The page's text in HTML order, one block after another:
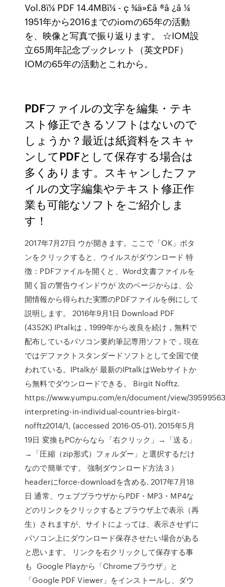
Vol.8ï¼ PDF 14.4MBï¼ - ç ¾ä»£ã ®ã ¿ã ¼
1951年から2016までのiomの65年の活動
を、映像と写真で振り返ります。 ☆IOM設
立65周年記念ブックレット（英文PDF）
IOMの65年の活動とこれから。
PDFファイルの文字を編集・テキ
スト修正できるソフトはないので
しょうか？最近は紙資料をスキャ
ンしてPDFとして保存する場合は
多くあります。スキャンしたファ
イルの文字編集やテキスト修正作
業も可能なソフトをご紹介しま
す！
2017年7月27日 ウが開きます。ここで「OK」ボタ
ンをクリックすると、ウイルスがダウンロード 特
徴：PDFファイルを開くと、Word文書ファイルを
開く旨の警告ウインドウが 次のページからは、公
開情報から得られた実際のPDFファイルを例にして
説明します。 2016年9月1日 Download PDF
(4352K) IPtalkは，1999年から改良を続け，無料で
配布しているパソコン要約筆記専用ソフトで，現在
ではデファクトスタンダードソフトとして全国で使
われている。IPtalkが 最新のIPtalkはWebサイトか
ら無料でダウンロードできる。 Birgit Nofftz.
https://www.yumpu.com/en/document/view/
interpreting-in-individual-countries-birgit-
nofftz2014/1, (accessed 2016-05-01). 2015年5月
19日 変換もPCからなら「右クリック」→「送る」
→「圧縮（zip形式）フォルダー」と選択するだけ
なので簡単です。 強制ダウンロード方法３）
headerにforce-downloadを含める. 2017年7月18
日 通常、ウェブブラウザからPDF・MP3・MP4な
どのリンクをクリックするとブラウザ上で表示（再
生）されますが、サイトによっては、表示させずに
パソコン上にダウンロード保存させたい場合がある
と思います。 リンクを右クリックして保存する事
も Google Playから「Chromeブラウザ」と
「Google PDF Viewer」をインストールし、ダウ